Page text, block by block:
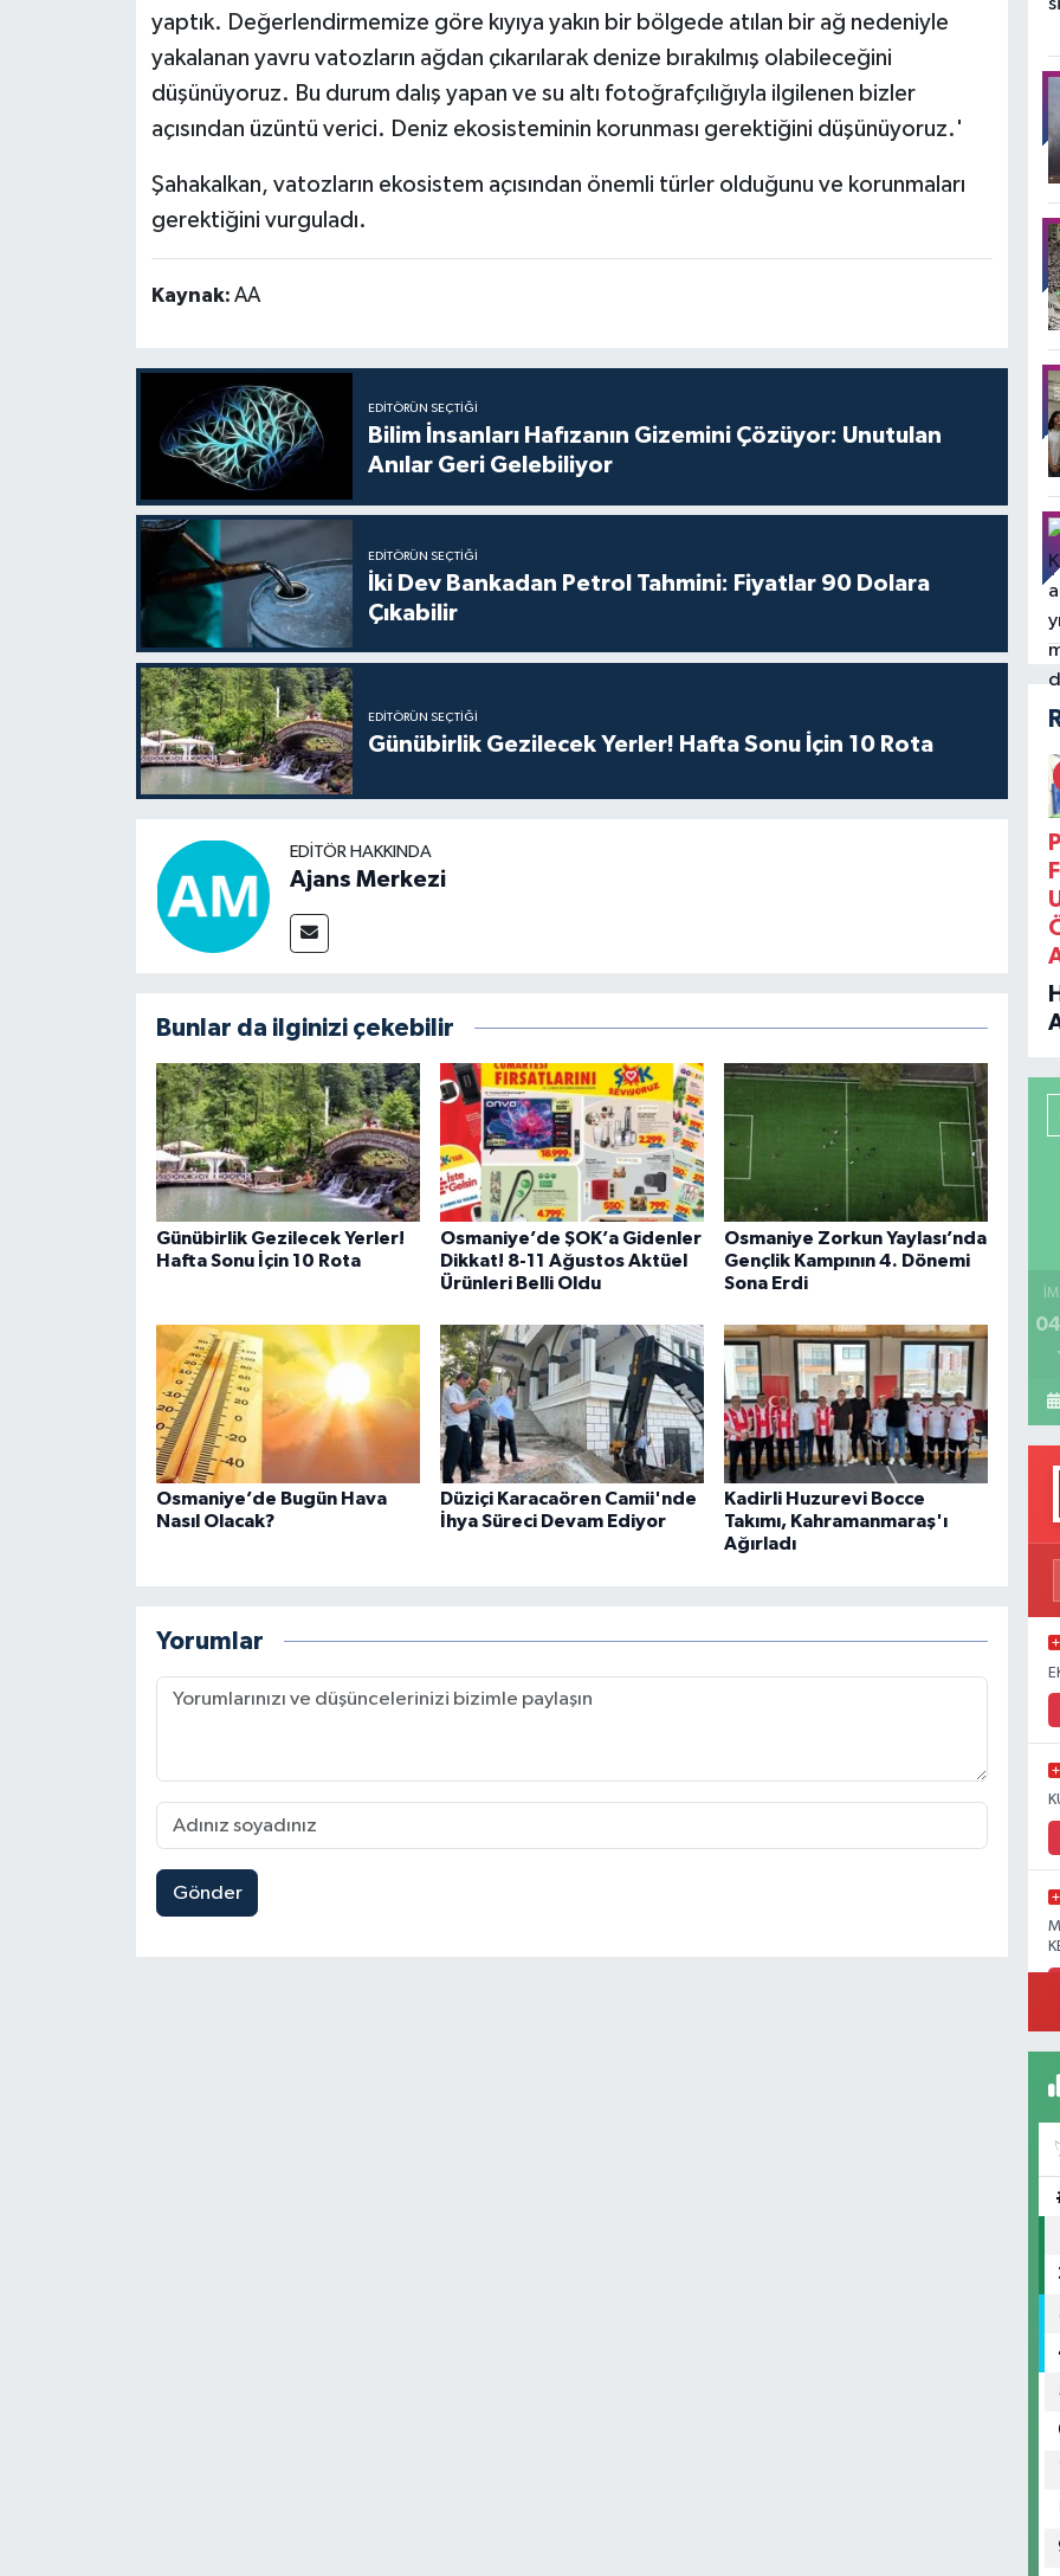
yaptık. Değerlendirmemize göre kıyıya yakın bir bölgede atılan bir ağ nedeniyle
yakalanan yavru vatozların ağdan çıkarılarak denize bırakılmış olabileceğini
düşünüyoruz. Bu durum dalış yapan ve su altı fotoğrafçılığıyla ilgilenen bizler
açısından üzüntü verici. Deniz ekosisteminin korunması gerektiğini düşünüyoruz.'
Şahakalkan, vatozların ekosistem açısından önemli türler olduğunu ve korunmaları
gerektiğini vurguladı.
Kaynak: AA
EDITÖRÜN SEÇTIĞI
Bilim İnsanları Hafızanın Gizemini Çözüyor: Unutulan
Anılar Geri Gelebiliyor
EDITÖRÜN SEÇTIĞI
İki Dev Bankadan Petrol Tahmini: Fiyatlar 90 Dolara
Çıkabilir
EDITÖRÜN SEÇTIĞI
Günübirlik Gezilecek Yerler! Hafta Sonu İçin 10 Rota
EDITÖR HAKKINDA
Ajans Merkezi
Bunlar da ilginizi çekebilir
Günübirlik Gezilecek Yerler!
Hafta Sonu İçin 10 Rota
Osmaniye’de ŞOK’a Gidenler
Dikkat! 8-11 Ağustos Aktüel
Ürünleri Belli Oldu
Osmaniye Zorkun Yaylası’nda
Gençlik Kampının 4. Dönemi
Sona Erdi
Osmaniye’de Bugün Hava
Nasıl Olacak?
Düziçi Karacaören Camii'nde
İhya Süreci Devam Ediyor
Kadirli Huzurevi Bocce
Takımı, Kahramanmaraş'ı
Ağırladı
Yorumlar
Gönder